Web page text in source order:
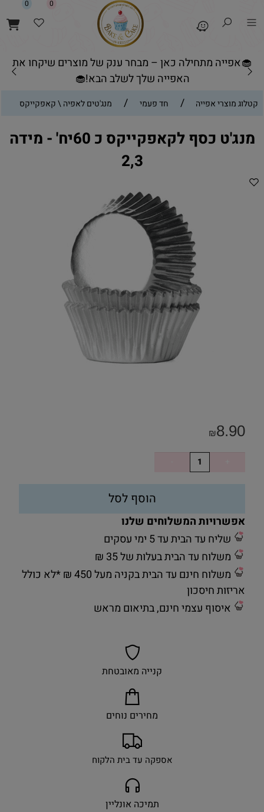
🧁אפייה מתחילה כאן – מבחר ענק של מוצרים שיקחו את
האפייה שלך לשלב הבא!🧁
0 0
קטלוג מוצרי אפייה / חד פעמי / מנג'טים לאפיה \ קאפקייקס
מנג'ט כסף לקאפקייקס כ 60יח' - מידה
2,3
₪8.90
הוסף לסל
אפשרויות המשלוחים שלנו
שליח עד הבית עד 5 ימי עסקים
משלוח עד הבית בעלות של 35 ₪
משלוח חינם עד הבית בקניה מעל 450 ₪ *לא כולל
אריזות חיסכון
איסוף עצמי חינם, בתיאום מראש
קנייה מאובטחת
מחירים נוחים
אספקה עד בית הלקוח
תמיכה אונליין